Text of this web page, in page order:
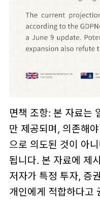
면책 조항: 본 자료는
만 제공되며, 의존해
으로 의도된 것이 아
됩니다. 본 자료에 제
저자가 특정 투자, 증
개인에게 적합하다고